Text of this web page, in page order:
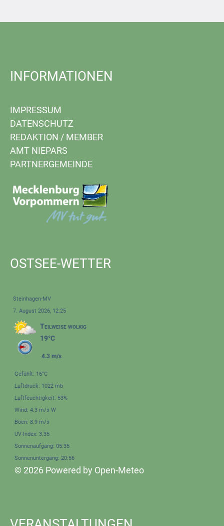
INFORMATIONEN
IMPRESSUM
DATENSCHUTZ
REDAKTION / MEMBER
AMT NIEPARS
PARTNERGEMEINDE
OSTSEE-WETTER
Steinhagen-MV
7. August 2026, 12:25
Teilweise wolkig
19°C
4.3 m/s
Gefühlt: 16°C
Luftdruck: 1022 mb
Luftfeuchtigkeit: 53%
Wind: 4.3 m/s W
Böen: 8.9 m/s
UV-Index: 3.35
Sonnenaufgang: 05:35
Sonnenuntergang: 20:56
© 2026 Powered by Open-Meteo